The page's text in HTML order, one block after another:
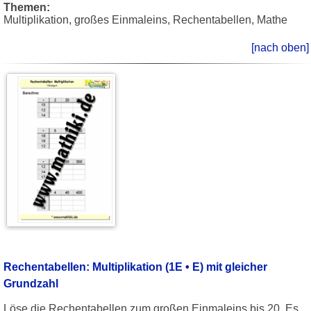
Themen:
Multiplikation, großes Einmaleins, Rechentabellen, Mathe
[nach oben]
Rechentabellen: Multiplikation (1E • E) mit gleicher
Grundzahl
Löse die Rechentabellen zum großen Einmaleins bis 20. Es